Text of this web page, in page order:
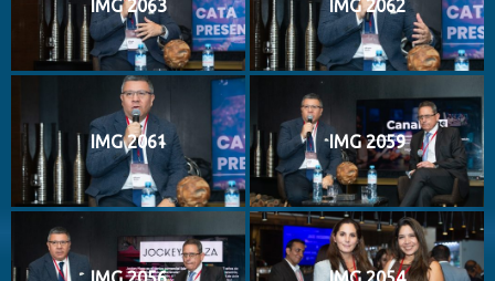
IMG 2063 IMG 2062
IMG 2061 IMG 2059